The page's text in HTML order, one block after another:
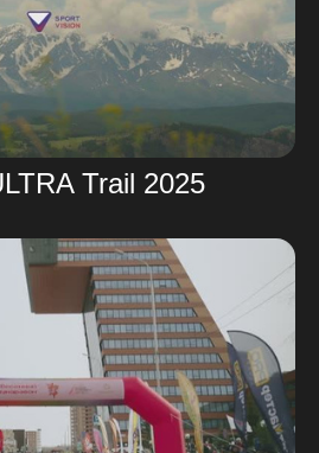
Trail 2025